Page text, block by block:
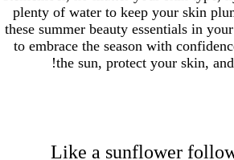
plenty of water to keep your skin
these summer beauty essentials in
to embrace the season with
the sun, protect your skin,
Like a sunflower